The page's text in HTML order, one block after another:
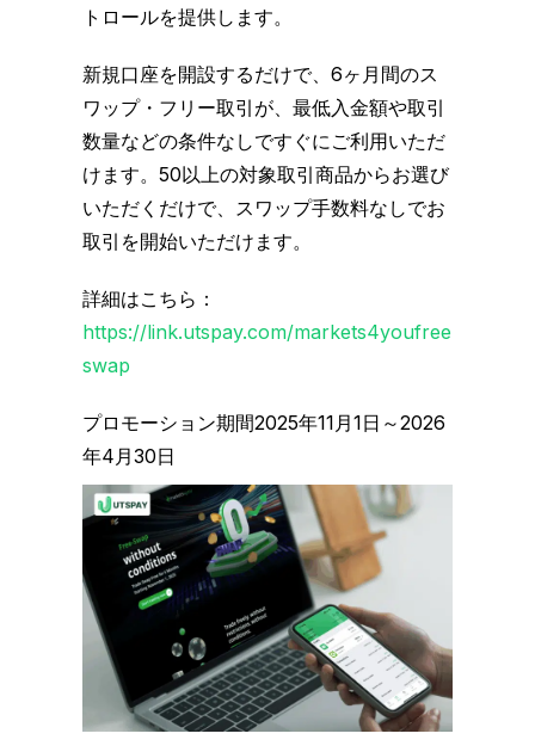
トロールを提供します。
新規口座を開設するだけで、6ヶ月間のス
ワップ・フリー取引が、最低入金額や取引
数量などの条件なしですぐにご利用いただ
けます。50以上の対象取引商品からお選び
いただくだけで、スワップ手数料なしでお
取引を開始いただけます。
詳細はこちら：
https://link.utspay.com/markets4youfree
swap
プロモーション期間2025年11月1日～2026
年4月30日